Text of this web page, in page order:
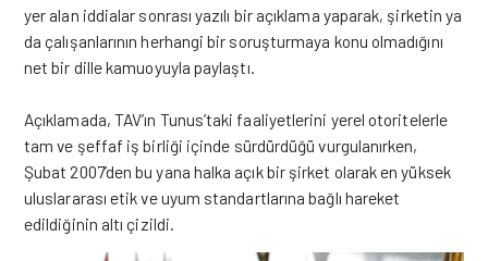
yer alan iddialar sonrası yazılı bir açıklama yaparak, şirketin ya
da çalışanlarının herhangi bir soruşturmaya konu olmadığını
net bir dille kamuoyuyla paylaştı.
Açıklamada, TAV’ın Tunus’taki faaliyetlerini yerel otoritelerle
tam ve şeffaf iş birliği içinde sürdürdüğü vurgulanırken,
Şubat 2007’den bu yana halka açık bir şirket olarak en yüksek
uluslararası etik ve uyum standartlarına bağlı hareket
edildiğinin altı çizildi.